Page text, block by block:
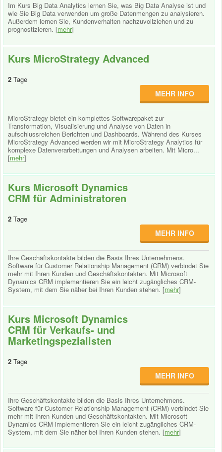
Im Kurs Big Data Analytics lernen Sie, was Big Data Analyse ist und
wie Sie Big Data verwenden um große Datenmengen zu analysieren.
Außerdem lernen Sie, Kundenverhalten nachzuvollziehen und zu
prognostizieren. [mehr]
Kurs MicroStrategy Advanced
2 Tage
MEHR INFO
MicroStrategy bietet ein komplettes Softwarepaket zur
Transformation, Visualisierung und Analyse von Daten in
aufschlussreichen Berichten und Dashboards. Während des Kurses
MicroStrategy Advanced werden wir mit MicroStrategy Analytics für
komplexe Datenverarbeitungen und Analysen arbeiten. Mit Micro...
[mehr]
Kurs Microsoft Dynamics
CRM für Administratoren
2 Tage
MEHR INFO
Ihre Geschäftskontakte bilden die Basis Ihres Unternehmens.
Software für Customer Relationship Management (CRM) verbindet Sie
mehr mit Ihren Kunden und Geschäftskontakten. Mit Microsoft
Dynamics CRM implementieren Sie ein leicht zugängliches CRM-
System, mit dem Sie näher bei Ihren Kunden stehen. [mehr]
Kurs Microsoft Dynamics
CRM für Verkaufs- und
Marketingspezialisten
2 Tage
MEHR INFO
Ihre Geschäftskontakte bilden die Basis Ihres Unternehmens.
Software für Customer Relationship Management (CRM) verbindet Sie
mehr mit Ihren Kunden und Geschäftskontakten. Mit Microsoft
Dynamics CRM implementieren Sie ein leicht zugängliches CRM-
System, mit dem Sie näher bei Ihren Kunden stehen. [mehr]